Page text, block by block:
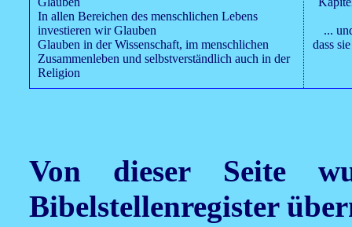
In allen Bereichen des menschlichen Lebens
investieren wir Glauben
Glauben in der Wissenschaft, im menschlichen
Zusammenleben und selbstverständlich auch in der
Religion
...
dass
Von dieser Seite
Bibelstellenregister